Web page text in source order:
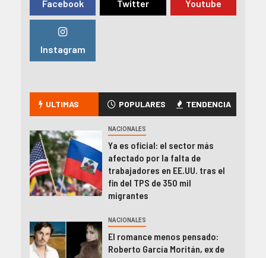
Facebook Twitter Youtube
Instagram
ULTIMAS POPULARES TENDENCIA
NACIONALES
Ya es oficial: el sector más
afectado por la falta de
trabajadores en EE.UU. tras el
fin del TPS de 350 mil
migrantes
NACIONALES
El romance menos pensado:
Roberto García Moritán, ex de